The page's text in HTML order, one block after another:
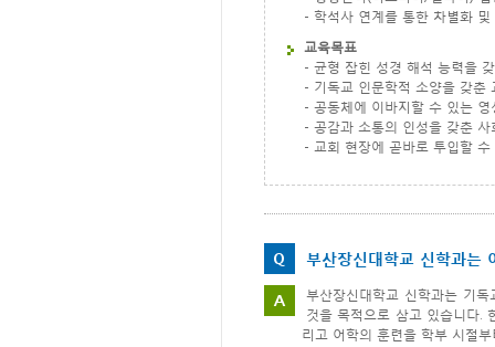
- 학석사 연계를 통한 차별화 및
교육목표
- 균형 잡힌 성경 해석 능력을
- 기독교 인문학적 소양을 갖춘
- 공동체에 이바지할 수 있는
- 공감과 소통의 인성을 갖춘 사
- 교회 현장에 곧바로 투입할
Q
부산장신대학교 신학과는
A
부산장신대학교 신학과는 기
것을 목적으로 삼고 있습니다.
리고 어학의 훈련을 학부 시절